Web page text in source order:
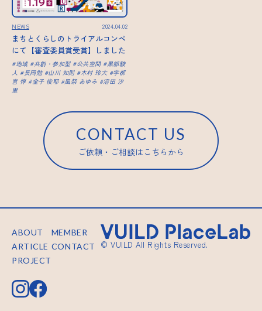
NEWS 2024.04.02
まちとくらしのトライアルコンペ
にて【審査委員賞受賞】しました
地域 共創・参加型 公共空間
黒部駿
人
長岡勉 山川 知則 木村 玲大
宇都
宮 惇
金子 俊耶 風祭 あゆみ
沼田 汐
里
CONTACT US
ご依頼・ご相談はこちらから
ABOUT
ARTICLE
PROJECT
MEMBER
CONTACT
© VUILD All Rights Reserved.